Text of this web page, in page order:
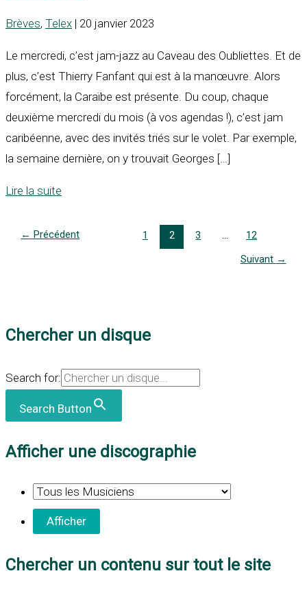
Brèves, Telex | 20 janvier 2023
Le mercredi, c’est jam-jazz au Caveau des Oubliettes. Et de
plus, c’est Thierry Fanfant qui est à la manœuvre. Alors
forcément, la Caraïbe est présente. Du coup, chaque
deuxième mercredi du mois (à vos agendas !), c’est jam
caribéenne, avec des invités triés sur le volet. Par exemple,
la semaine dernière, on y trouvait Georges […]
Lire la suite
← Précédent 1 2 3 …
12
Suivant →
Chercher un disque
Search for:
Search Button
Afficher une discographie
Chercher un contenu sur tout le site